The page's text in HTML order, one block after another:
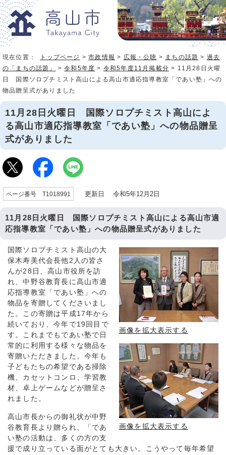
現在位置： トップページ >市政情報 > 広報・公聴 > まちの話題 > 過去
の「まちの話題」
>令和5年度 > 令和5年度11月掲載分 > 11月28日火曜
日 国際ソロプチミスト高山による高山市適応指導教室「であい塾」への
物品贈呈式がありました
11月28日火曜日 国際ソロプチミスト高山によ
る高山市適応指導教室「であい塾」への物品贈呈
式がありました
ページ番号 T1018991 更新日 令和5年12月2日
11月28日火曜日 国際ソロプチミスト高山による高山市適
応指導教室「であい塾」への物品贈呈式がありました
画像を拡大表示する
画像を拡大表示する
国際ソロプチミスト高山の大
保木寿美代会長他2人の皆さ
んが28日、高山市役所を訪
れ、中野谷教育長に高山市適
応指導教室「であい塾」への
物品を寄贈してくださいまし
た。この寄贈は平成17年から
続いており、今年で19回目で
す。これまでもであい塾で日
常的に利用する様々な物品を
寄贈いただきました。今年も
子どもたちの希望である掃除
機、カセットコンロ、学習教
材、卓上ゲームなどが贈呈さ
れました。
高山市長からの御礼状が中野
谷教育長より贈られ、「であ
い塾の活動は、多くの方の支
援で成り立っている面がとても大きい。こうやって毎年希望